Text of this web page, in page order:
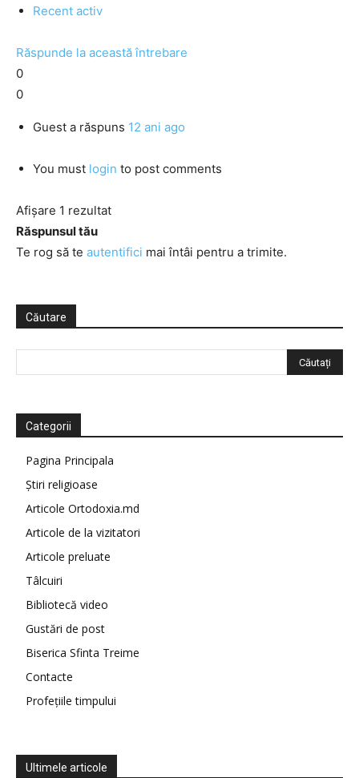
Recent activ
Răspunde la această întrebare
0
0
Guest a răspuns 12 ani ago
You must login to post comments
Afișare 1 rezultat
Răspunsul tău
Te rog să te autentifici mai întâi pentru a trimite.
Căutare
Categorii
Pagina Principala
Știri religioase
Articole Ortodoxia.md
Articole de la vizitatori
Articole preluate
Tâlcuiri
Bibliotecă video
Gustări de post
Biserica Sfinta Treime
Contacte
Profețiile timpului
Ultimele articole